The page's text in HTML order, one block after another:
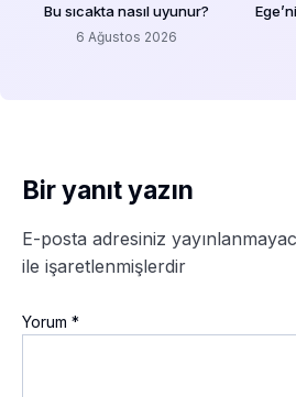
Bu sıcakta nasıl uyunur?
6 Ağustos 2026
Bir yanıt yazın
E-posta adresiniz
ile işaretlenmişlerdir
Yorum *